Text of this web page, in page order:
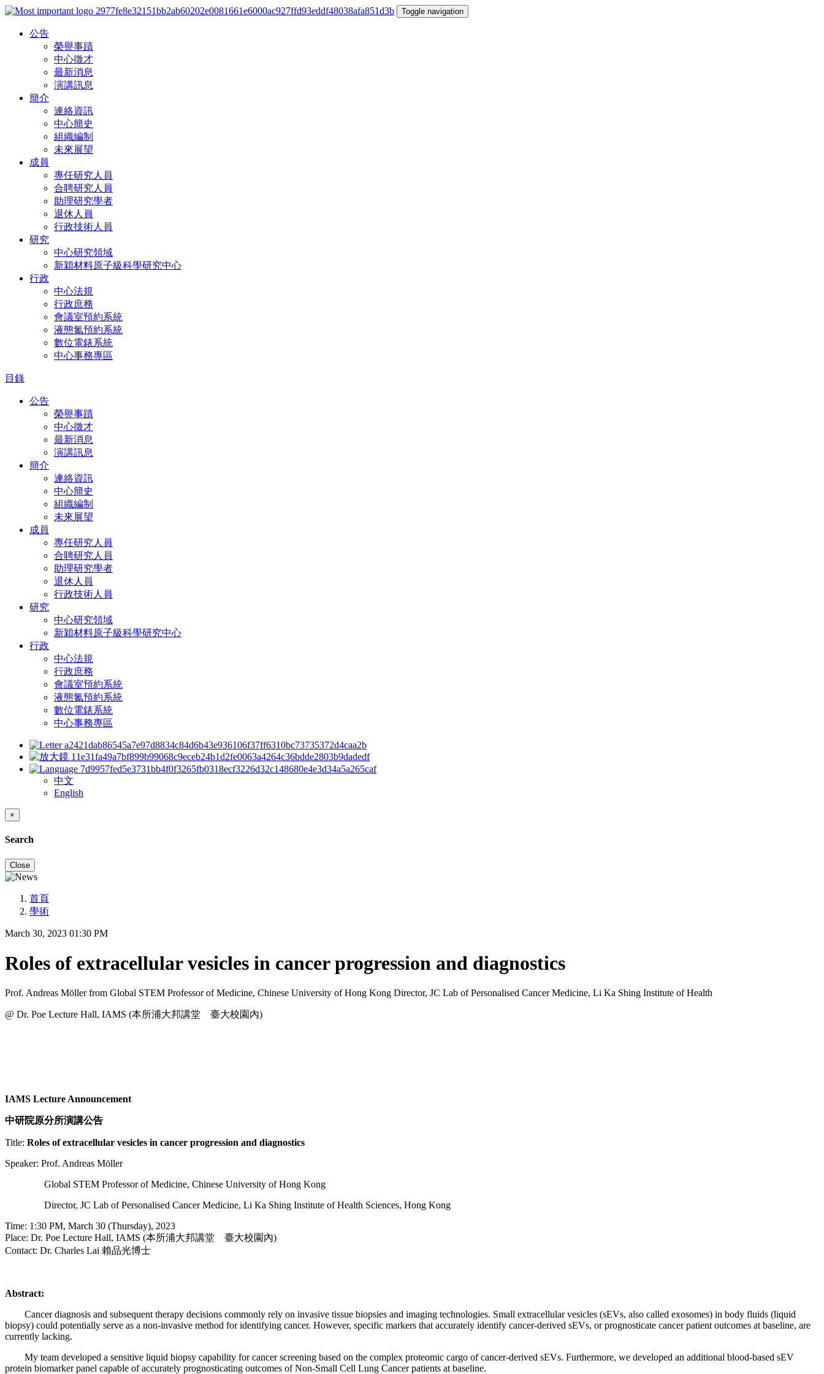
Toggle navigation
公告
榮譽事蹟
中心徵才
最新消息
演講訊息
簡介
連絡資訊
中心簡史
組織編制
未來展望
成員
專任研究人員
合聘研究人員
助理研究學者
退休人員
行政技術人員
研究
中心研究領域
新穎材料原子級科學研究中心
行政
中心法規
行政庶務
會議室預約系統
液態氮預約系統
數位電錶系統
中心事務專區
目錄
公告
榮譽事蹟
中心徵才
最新消息
演講訊息
簡介
連絡資訊
中心簡史
組織編制
未來展望
成員
專任研究人員
合聘研究人員
助理研究學者
退休人員
行政技術人員
研究
中心研究領域
新穎材料原子級科學研究中心
行政
中心法規
行政庶務
會議室預約系統
液態氮預約系統
數位電錶系統
中心事務專區
中文
English
×
Search
Close
首頁
學術
March 30, 2023 01:30 PM
Roles of extracellular vesicles in cancer progression and diagnostics
Prof. Andreas Möller from Global STEM Professor of Medicine, Chinese University of Hong Kong Director, JC Lab of Personalised Cancer Medicine, Li Ka Shing Institute of Health
@ Dr. Poe Lecture Hall, IAMS (本所浦大邦講堂 臺大校園內)
IAMS Lecture Announcement
中研院原分所演講公告
Title: Roles of extracellular vesicles in cancer progression and diagnostics
Speaker: Prof. Andreas Möller
Global STEM Professor of Medicine, Chinese University of Hong Kong
Director, JC Lab of Personalised Cancer Medicine, Li Ka Shing Institute of Health Sciences, Hong Kong
Time: 1:30 PM, March 30 (Thursday), 2023
Place: Dr. Poe Lecture Hall, IAMS (本所浦大邦講堂 臺大校園內)
Contact: Dr. Charles Lai 賴品光博士
Abstract:
Cancer diagnosis and subsequent therapy decisions commonly rely on invasive tissue biopsies and imaging technologies. Small extracellular vesicles (sEVs, also called exosomes) in body fluids (liquid
biopsy) could potentially serve as a non-invasive method for identifying cancer. However, specific markers that accurately identify cancer-derived sEVs, or prognosticate cancer patient outcomes at baseline, are
currently lacking.
My team developed a sensitive liquid biopsy capability for cancer screening based on the complex proteomic cargo of cancer-derived sEVs. Furthermore, we developed an additional blood-based sEV
protein biomarker panel capable of accurately prognosticating outcomes of Non-Small Cell Lung Cancer patients at baseline.